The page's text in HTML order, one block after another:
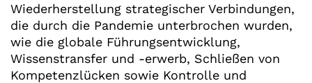
Wiederherstellung strategischer Verbindungen,
die durch die Pandemie unterbrochen wurden,
wie die globale Führungsentwicklung,
Wissenstransfer und -erwerb, Schließen von
Kompetenzlücken sowie Kontrolle und